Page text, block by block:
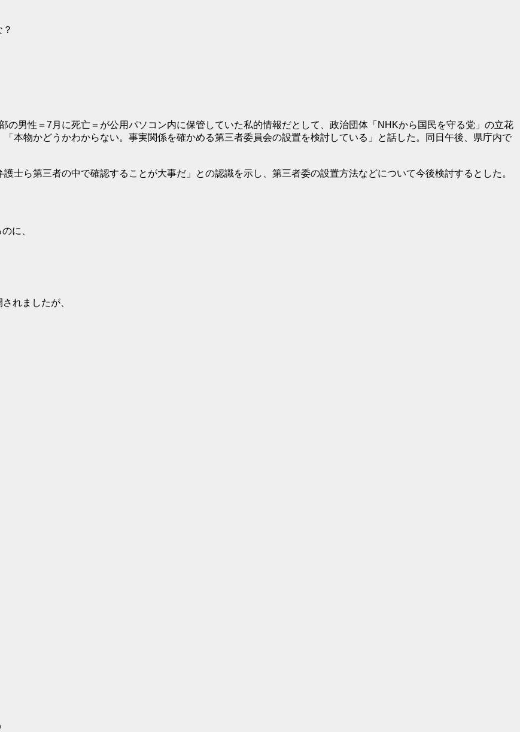
男性＝7月に死亡＝が公用パソコン内に保管していた私的情報だとして、政治団体「NHKから国民を守る党」の立花
本物かどうかわからない。事実関係を確かめる第三者委員会の設置を検討している」と話した。同日午後、県庁内で
士ら第三者の中で確認することが大事だ」との認識を示し、第三者委の設置方法などについて今後検討するとした。
に、
れましたが、